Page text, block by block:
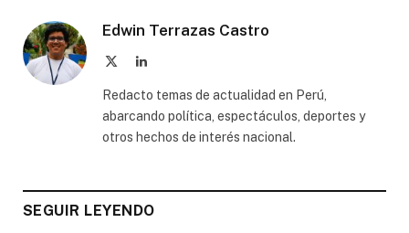
Edwin Terrazas Castro
LinkedIn
Redacto temas de actualidad en Perú,
abarcando política, espectáculos, deportes y
otros hechos de interés nacional.
SEGUIR LEYENDO